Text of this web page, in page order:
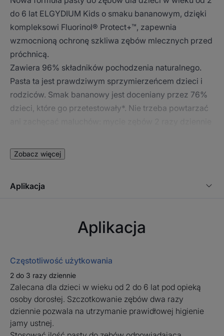
do 6 lat ELGYDIUM Kids o smaku bananowym, dzięki
kompleksowi Fluorinol® Protect+™, zapewnia
wzmocnioną ochronę szkliwa zębów mlecznych przed
próchnicą.
Zawiera 96% składników pochodzenia naturalnego.
Pasta ta jest prawdziwym sprzymierzeńcem dzieci i
rodziców. Smak bananowy jest doceniany przez 76%
dzieci, które go przetestowały*. Nie trzeba powtarzać
KILKA SŁÓW OD NASZEGO EKSPERTA
przed ubytkami jest niezbędna
dla zdrowia zębów stałych.
Dobre nawyki w zakresie
higieny jamy ustnej mają
znaczenie od najmłodszych lat.
Pasta do zębów ELGYDIUM Kids
Zobacz więcej
Aplikacja
Aplikacja
Częstotliwość użytkowania
2 do 3 razy dziennie
Zalecana dla dzieci w wieku od 2 do 6 lat pod opieką
osoby dorosłej. Szczotkowanie zębów dwa razy
dziennie pozwala na utrzymanie prawidłowej higienie
jamy ustnej.